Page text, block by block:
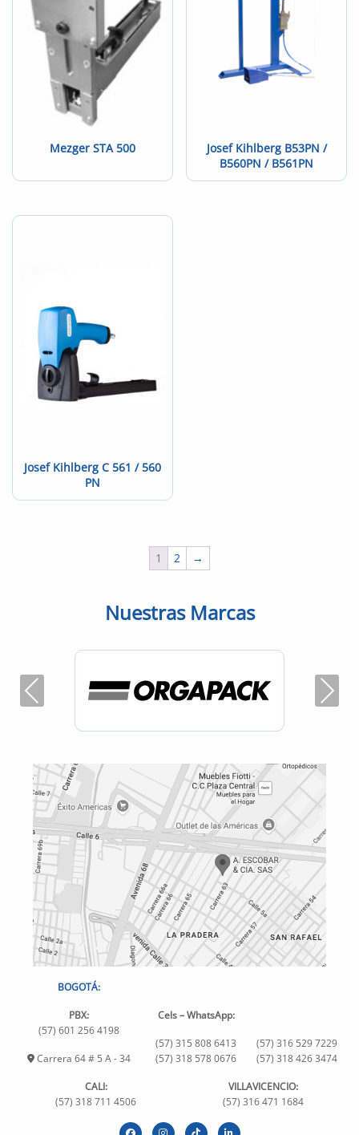
Mezger STA 500
Josef Kihlberg B53PN /
B560PN / B561PN
Josef Kihlberg C 561 / 560
PN
1 2 →
Nuestras Marcas
Previous Next
BOGOTÁ:
PBX:
(57) 601 256 4198
Carrera 64 # 5 A - 34
Cels – WhatsApp:
(57) 315 808 6413
(57) 318 578 0676
(57) 316 529 7229
(57) 318 426 3474
CALI:
(57) 318 711 4506
VILLAVICENCIO:
(57) 316 471 1684